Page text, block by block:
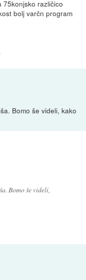
75konjsko različico
bolj varčn program
Bomo še videli, kako
Bomo še videli,